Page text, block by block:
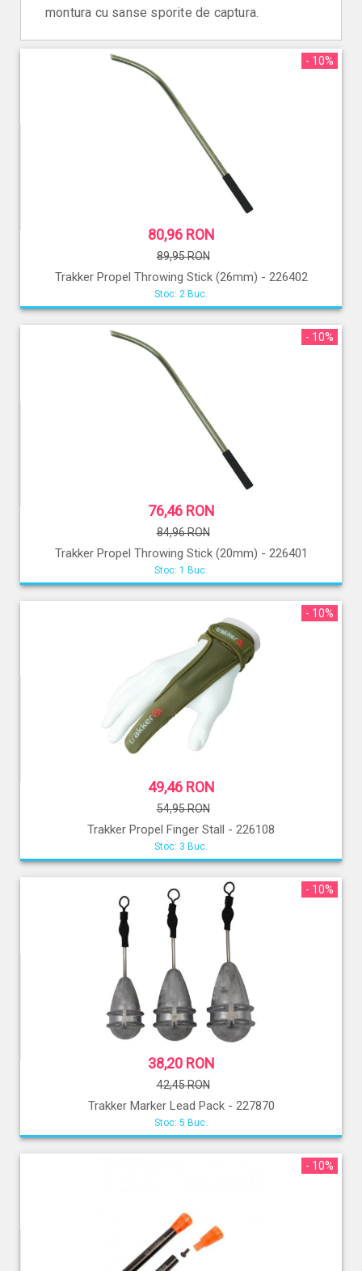
montura cu sanse sporite de captura.
- 10%
80,96 RON
89,95 RON
Trakker Propel Throwing Stick (26mm) - 226402
Stoc: 2 Buc.
- 10%
76,46 RON
84,96 RON
Trakker Propel Throwing Stick (20mm) - 226401
Stoc: 1 Buc.
- 10%
49,46 RON
54,95 RON
Trakker Propel Finger Stall - 226108
Stoc: 3 Buc.
- 10%
38,20 RON
42,45 RON
Trakker Marker Lead Pack - 227870
Stoc: 5 Buc.
- 10%